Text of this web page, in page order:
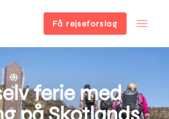
Få rejseforslag
ferie med